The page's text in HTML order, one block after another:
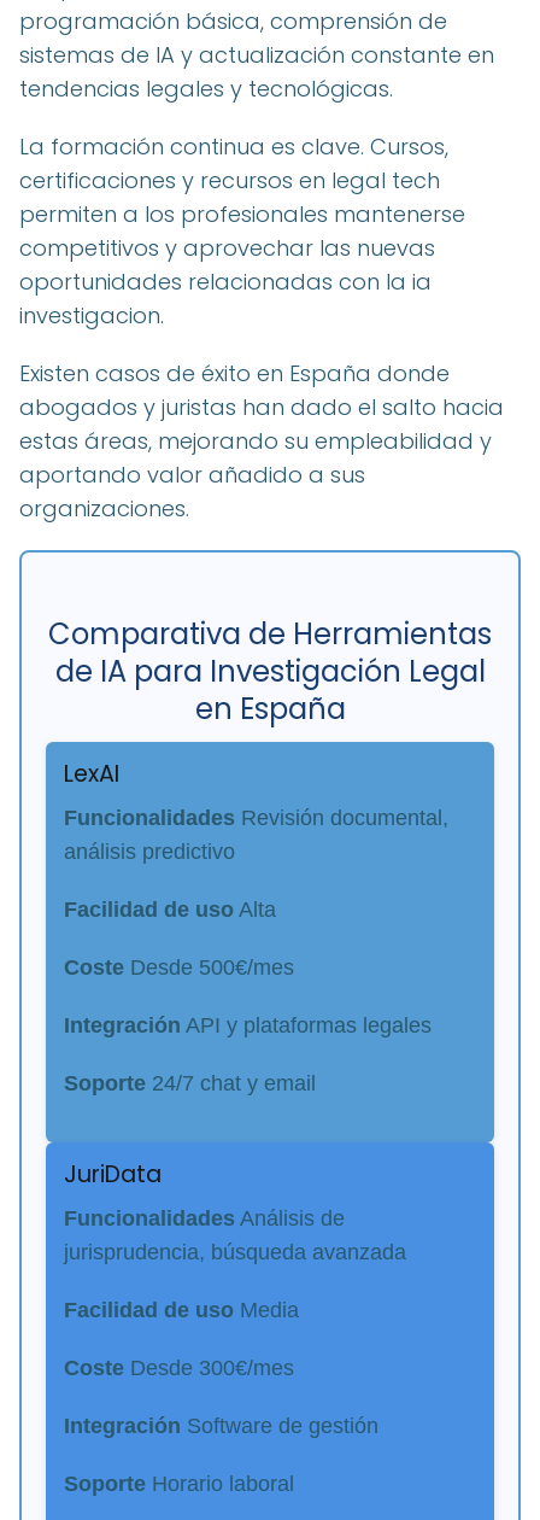
programación básica, comprensión de
sistemas de IA y actualización constante en
tendencias legales y tecnológicas.
La formación continua es clave. Cursos,
certificaciones y recursos en legal tech
permiten a los profesionales mantenerse
competitivos y aprovechar las nuevas
oportunidades relacionadas con la ia
investigacion.
Existen casos de éxito en España donde
abogados y juristas han dado el salto hacia
estas áreas, mejorando su empleabilidad y
aportando valor añadido a sus
organizaciones.
Comparativa de Herramientas
de IA para Investigación Legal
en España
LexAI
Funcionalidades Revisión documental,
análisis predictivo
Facilidad de uso Alta
Coste Desde 500€/mes
Integración API y plataformas legales
Soporte 24/7 chat y email
JuriData
Funcionalidades Análisis de
jurisprudencia, búsqueda avanzada
Facilidad de uso Media
Coste Desde 300€/mes
Integración Software de gestión
Soporte Horario laboral